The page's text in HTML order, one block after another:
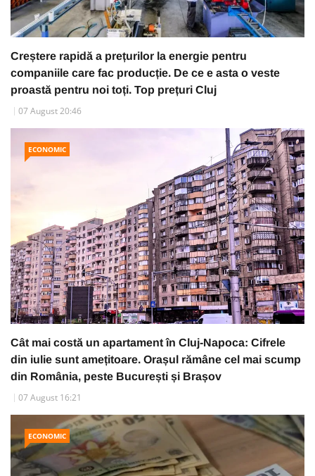
Creștere rapidă a prețurilor la energie pentru
companiile care fac producție. De ce e asta o veste
proastă pentru noi toți. Top prețuri Cluj
07 August 20:46
ECONOMIC
Cât mai costă un apartament în Cluj-Napoca: Cifrele
din iulie sunt amețitoare. Orașul rămâne cel mai scump
din România, peste București și Brașov
07 August 16:21
ECONOMIC